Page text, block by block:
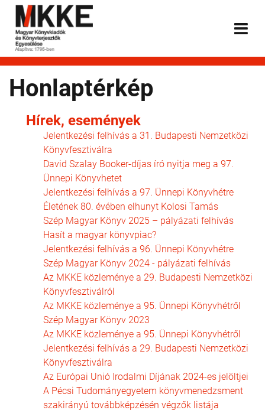
Honlaptérkép
Hírek, események
Jelentkezési felhívás a 31. Budapesti Nemzetközi
Könyvfesztiválra
David Szalay Booker-díjas író nyitja meg a 97.
Ünnepi Könyvhetet
Jelentkezési felhívás a 97. Ünnepi Könyvhétre
Életének 80. évében elhunyt Kolosi Tamás
Szép Magyar Könyv 2025 – pályázati felhívás
Hasít a magyar könyvpiac?
Jelentkezési felhívás a 96. Ünnepi Könyvhétre
Szép Magyar Könyv 2024 - pályázati felhívás
Az MKKE közleménye a 29. Budapesti Nemzetközi
Könyvfesztiválról
Az MKKE közleménye a 95. Ünnepi Könyvhétről
Szép Magyar Könyv 2023
Az MKKE közleménye a 95. Ünnepi Könyvhétről
Jelentkezési felhívás a 29. Budapesti Nemzetközi
Könyvfesztiválra
Az Európai Unió Irodalmi Díjának 2024-es jelöltjei
A Pécsi Tudományegyetem könyvmenedzsment
szakirányú továbbképzésén végzők listája